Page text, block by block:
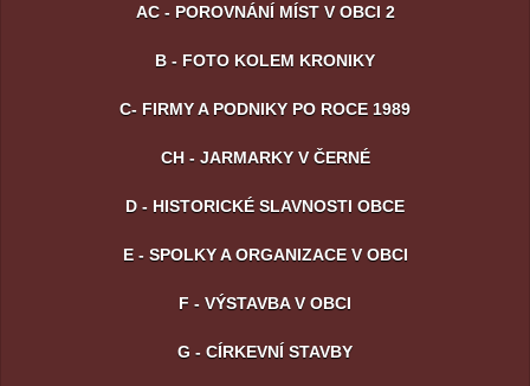
AC - POROVNÁNÍ MÍST V OBCI 2
B - FOTO KOLEM KRONIKY
C- FIRMY A PODNIKY PO ROCE 1989
CH - JARMARKY V ČERNÉ
D - HISTORICKÉ SLAVNOSTI OBCE
E - SPOLKY A ORGANIZACE V OBCI
F - VÝSTAVBA V OBCI
G - CÍRKEVNÍ STAVBY